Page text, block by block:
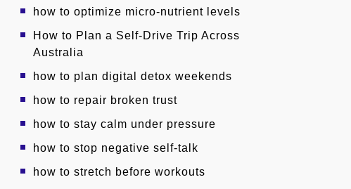
how to optimize micro-nutrient levels
How to Plan a Self-Drive Trip Across
Australia
how to plan digital detox weekends
how to repair broken trust
how to stay calm under pressure
how to stop negative self-talk
how to stretch before workouts